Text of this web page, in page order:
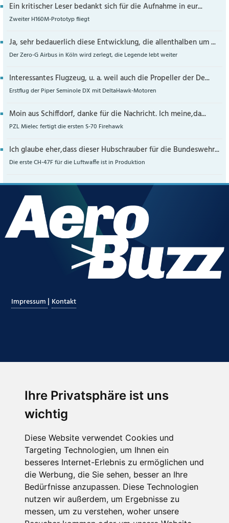
Ihre Privatsphäre ist uns
wichtig
Diese Website verwendet Cookies und
Targeting Technologien, um Ihnen ein
besseres Internet-Erlebnis zu ermöglichen und
die Werbung, die Sie sehen, besser an Ihre
Bedürfnisse anzupassen. Diese Technologien
nutzen wir außerdem, um Ergebnisse zu
messen, um zu verstehen, woher unsere
Ein kritischer Leser bedankt sich für die Aufnahme in eur...
Zweiter H160M-Prototyp fliegt
Ja, sehr bedauerlich diese Entwicklung, die allenthalben um ...
Der Zero-G Airbus in Köln wird zerlegt, die Legende lebt weiter
Interessantes Flugzeug, u. a. weil auch die Propeller der De...
Erstflug der Piper Seminole DX mit DeltaHawk-Motoren
Moin aus Schiffdorf, danke für die Nachricht. Ich meine,da...
PZL Mielec fertigt die ersten S-70 Firehawk
Ich glaube eher,dass dieser Hubschrauber für die Bundeswehr...
Die erste CH-47F für die Luftwaffe ist in Produktion
Impressum | Kontakt
Abonnieren Sie unseren Newsletter
Email*